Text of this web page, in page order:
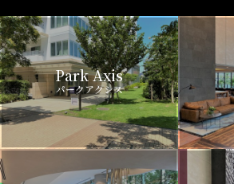
Park Axis
パークアクシス